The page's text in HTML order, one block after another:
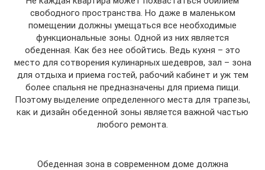
свободного пространства. Но даже в маленьком
помещении должны умещаться все необходимые
функциональные зоны. Одной из них является
обеденная. Как без нее обойтись. Ведь кухня – это
место для сотворения кулинарных шедевров, зал – зона
для отдыха и приема гостей, рабочий кабинет и уж тем
более спальня не предназначены для приема пищи.
Поэтому выделение определенного места для трапезы,
как и дизайн обеденной зоны является важной частью
любого ремонта.
Обеденная зона в современном доме должна